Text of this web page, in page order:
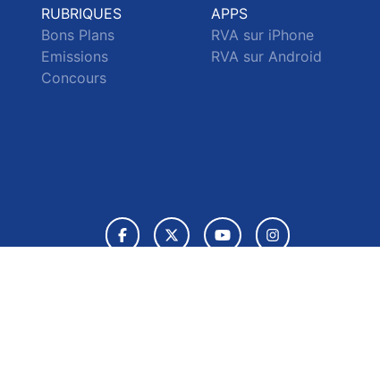
RUBRIQUES
Bons Plans
Emissions
Concours
APPS
RVA sur iPhone
RVA sur Android